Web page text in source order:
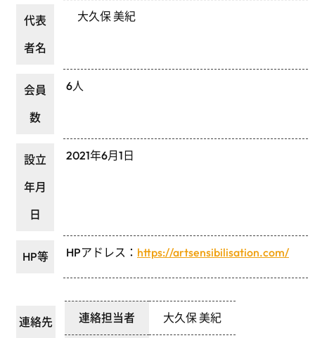
代表
者名
大久保 美紀
会員
数
6人
設立
年月
日
2021年6月1日
HP等 HPアドレス： https://artsensibilisation.com/
連絡先 連絡担当者 大久保 美紀